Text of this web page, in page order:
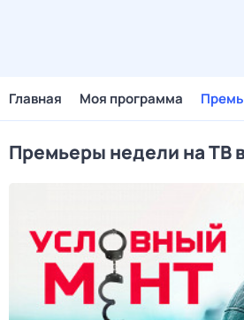
Главная Моя программа
Премьеры недели на ТВ